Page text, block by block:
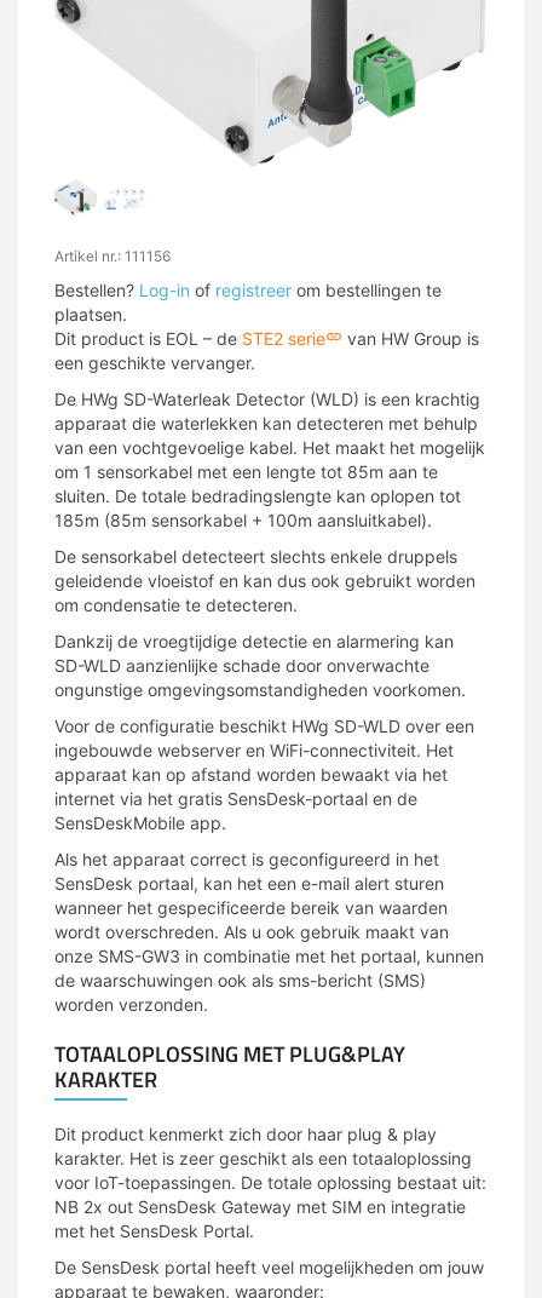
Artikel nr.: 111156
Bestellen? Log-in of registreer om bestellingen te
plaatsen.
Dit product is EOL – de STE2 serie
van HW Group is
een geschikte vervanger.
De HWg SD-Waterleak Detector (WLD) is een krachtig
apparaat die waterlekken kan detecteren met behulp
van een vochtgevoelige kabel. Het maakt het mogelijk
om 1 sensorkabel met een lengte tot 85m aan te
sluiten. De totale bedradingslengte kan oplopen tot
185m (85m sensorkabel + 100m aansluitkabel).
De sensorkabel detecteert slechts enkele druppels
geleidende vloeistof en kan dus ook gebruikt worden
om condensatie te detecteren.
Dankzij de vroegtijdige detectie en alarmering kan
SD-WLD aanzienlijke schade door onverwachte
ongunstige omgevingsomstandigheden voorkomen.
Voor de configuratie beschikt HWg SD-WLD over een
ingebouwde webserver en WiFi-connectiviteit. Het
apparaat kan op afstand worden bewaakt via het
internet via het gratis SensDesk-portaal en de
SensDeskMobile app.
Als het apparaat correct is geconfigureerd in het
SensDesk portaal, kan het een e-mail alert sturen
wanneer het gespecificeerde bereik van waarden
wordt overschreden. Als u ook gebruik maakt van
onze SMS-GW3 in combinatie met het portaal, kunnen
de waarschuwingen ook als sms-bericht (SMS)
worden verzonden.
TOTAALOPLOSSING MET PLUG&PLAY
KARAKTER
Dit product kenmerkt zich door haar plug & play
karakter. Het is zeer geschikt als een totaaloplossing
voor IoT-toepassingen. De totale oplossing bestaat uit:
NB 2x out SensDesk Gateway met SIM en integratie
met het SensDesk Portal.
De SensDesk portal heeft veel mogelijkheden om jouw
apparaat te bewaken, waaronder: